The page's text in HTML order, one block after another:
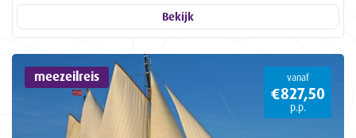
Bekijk
meezeilreis vanaf
€827,50
p.p.